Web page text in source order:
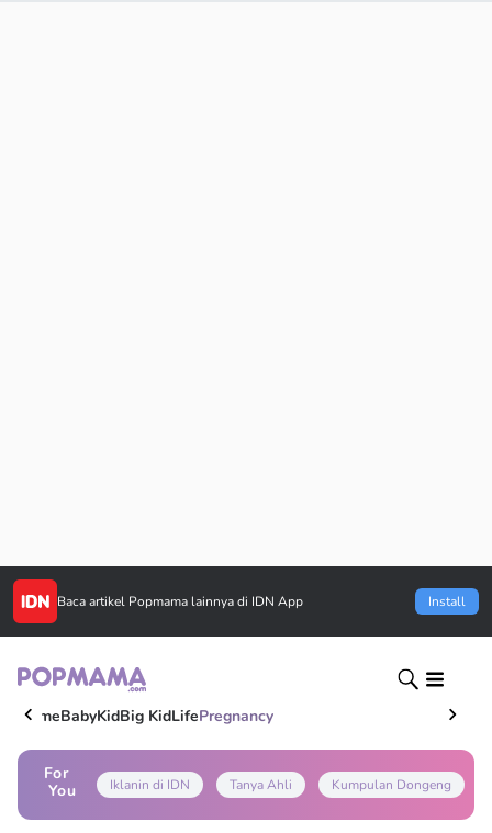
Baca artikel Popmama lainnya di IDN App Install
HomeBabyKidBig KidLifePregnancy
For
You
Iklanin di IDN Tanya Ahli Kumpulan Dongeng